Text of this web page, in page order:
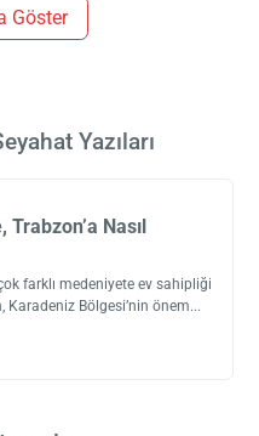
Göster
Yazıları
Nasıl
farklı medeniyete ev sahipliği
Karadeniz Bölgesi’nin önem